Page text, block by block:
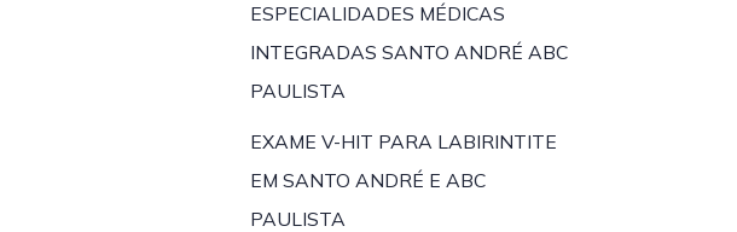
ESPECIALIDADES MÉDICAS
INTEGRADAS SANTO ANDRÉ ABC
PAULISTA
EXAME V-HIT PARA LABIRINTITE
EM SANTO ANDRÉ E ABC
PAULISTA